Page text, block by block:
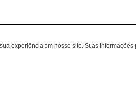
experiência em nosso site. Suas